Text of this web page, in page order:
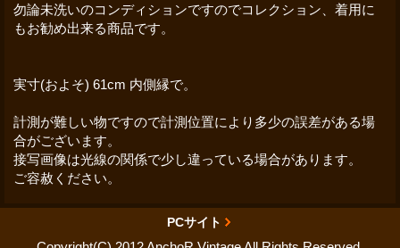
勿論未洗いのコンディションですのでコレクション、着用に
もお勧め出来る商品です。
実寸(およそ) 61cm 内側縁で。
計測が難しい物ですので計測位置により多少の誤差がある場
合がございます。
接写画像は光線の関係で少し違っている場合があります。
ご容赦ください。
PCサイト